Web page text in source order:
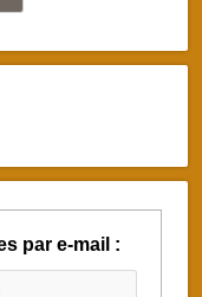
par e-mail :